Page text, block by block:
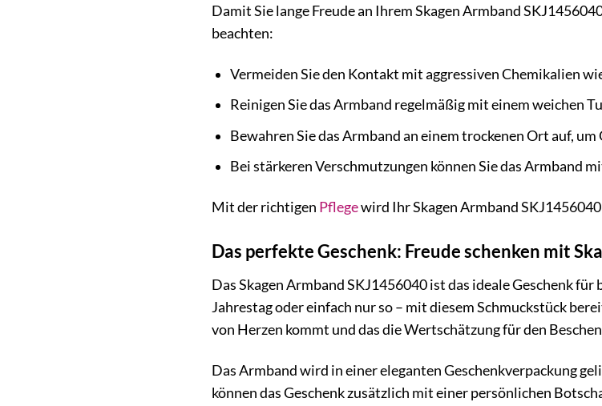
Damit Sie lange Freude an Ihrem Skagen Armband
beachten:
Vermeiden Sie den Kontakt mit aggressiven Chemikalien
Reinigen Sie das Armband regelmäßig mit einem weichen
Bewahren Sie das Armband an einem trockenen Ort auf,
Bei stärkeren Verschmutzungen können Sie das Armband
Mit der richtigen Pflegewird Ihr Skagen Armband
Das perfekte Geschenk: Freude schenken mit
Das Skagen Armband SKJ1456040 ist das ideale Geschenk
Jahrestag oder einfach nur so – mit diesem Schmuckstück
von Herzen kommt und das die Wertschätzung für den
Das Armband wird in einer eleganten Geschenkverpackung
können das Geschenk zusätzlich mit einer persönlichen